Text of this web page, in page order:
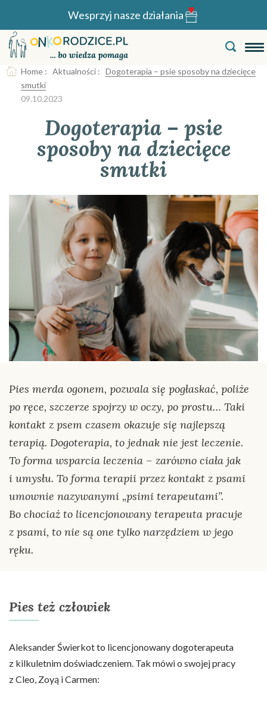
Wesprzyj nasze działania
Pies merda ogonem, pozwala się pogłaskać, poliże
po ręce, szczerze spojrzy w oczy, po prostu… Taki
kontakt z psem czasem okazuje się najlepszą
terapią. Dogoterapia, to jednak nie jest leczenie.
To forma wsparcia leczenia – zarówno ciała jak
i umysłu. To forma terapii przez kontakt z psami
umownie nazywanymi „psimi terapeutami”.
Bo chociaż to licencjonowany terapeuta pracuje
z psami, to nie są one tylko narzędziem w jego
ręku.
Home : Aktualności : Dogoterapia – psie sposoby na dziecięce
smutki
09.10.2023
Dogoterapia – psie
sposoby na dziecięce
smutki
Pies też człowiek
Aleksander Świerkot to licencjonowany dogoterapeuta
z kilkuletnim doświadczeniem. Tak mówi o swojej pracy
z Cleo, Zoyą i Carmen: